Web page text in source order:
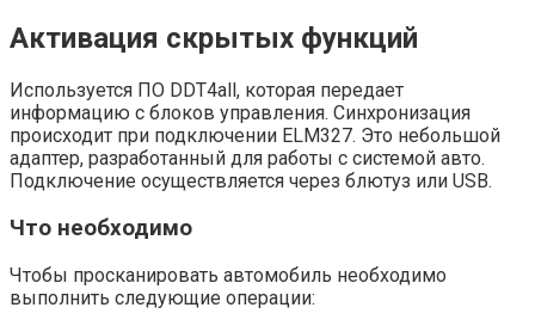
Активация скрытых функций
Используется ПО DDT4all, которая передает
информацию с блоков управления. Синхронизация
происходит при подключении ELM327. Это небольшой
адаптер, разработанный для работы с системой авто.
Подключение осуществляется через блютуз или USB.
Что необходимо
Чтобы просканировать автомобиль необходимо
выполнить следующие операции: